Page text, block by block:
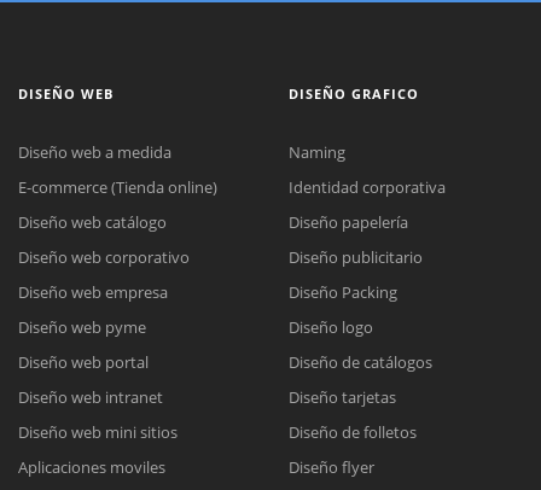
DISEÑO WEB
Diseño web a medida
E-commerce (Tienda online)
Diseño web catálogo
Diseño web corporativo
Diseño web empresa
Diseño web pyme
Diseño web portal
Diseño web intranet
Diseño web mini sitios
Aplicaciones moviles
DISEÑO GRAFICO
Naming
Identidad corporativa
Diseño papelería
Diseño publicitario
Diseño Packing
Diseño logo
Diseño de catálogos
Diseño tarjetas
Diseño de folletos
Diseño flyer